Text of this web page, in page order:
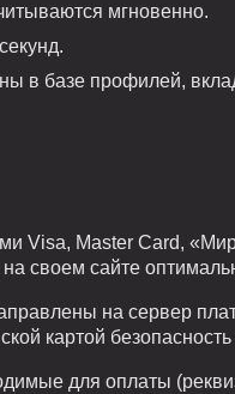
мгновенно.
в базе профилей,
Visa, Master Card,
своем сайте
на сервер
картой
для оплаты